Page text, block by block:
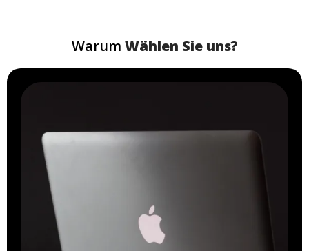
Warum Wählen Sie uns?